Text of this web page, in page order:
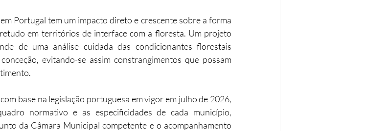
Portugal tem um impacto direto e crescente sobre a forma
em territórios de interface com a floresta. Um projeto
de uma análise cuidada das condicionantes florestais
evitando-se assim constrangimentos que possam
base na legislação portuguesa em vigor em julho de 2026,
normativo e as especificidades de cada município,
da Câmara Municipal competente e o acompanhamento